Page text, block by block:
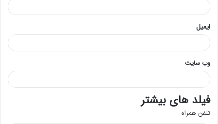
ایمیل
وب‌ سایت
فیلد های بیشتر
تلفن همراه